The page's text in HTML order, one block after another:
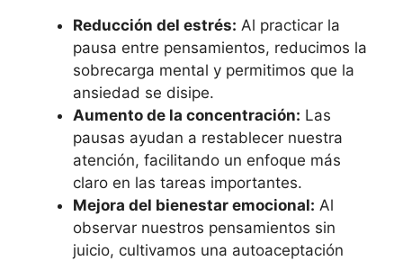
Reducción del estrés: Al practicar la
pausa entre pensamientos, reducimos la
sobrecarga mental y permitimos que la
ansiedad se disipe.
Aumento de la concentración: Las
pausas ayudan a restablecer nuestra
atención, facilitando un enfoque más
claro en las tareas importantes.
Mejora del bienestar emocional: Al
observar nuestros pensamientos sin
juicio, cultivamos una autoaceptación